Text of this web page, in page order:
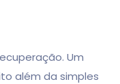
Um
além da simples